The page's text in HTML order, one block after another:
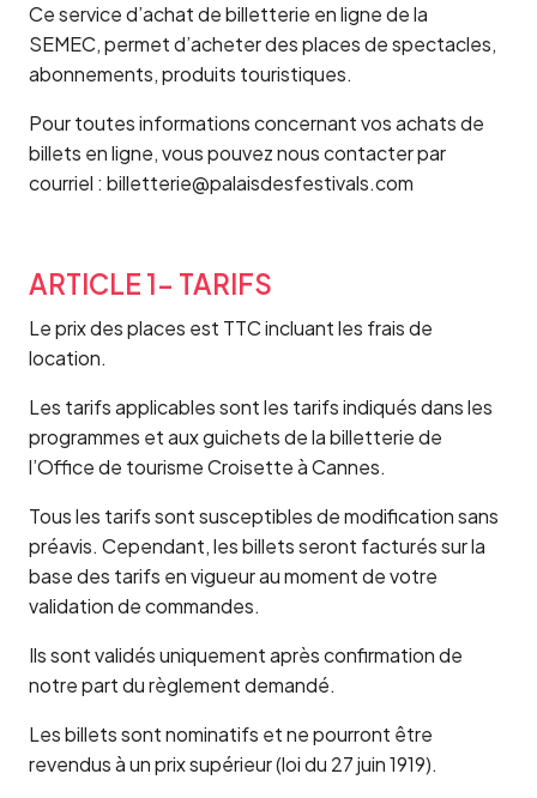
Ce service d’achat de billetterie en ligne de la
SEMEC, permet d’acheter des places de spectacles,
abonnements, produits touristiques.
Pour toutes informations concernant vos achats de
billets en ligne, vous pouvez nous contacter par
courriel : billetterie@palaisdesfestivals.com
ARTICLE 1- TARIFS
Le prix des places est TTC incluant les frais de
location.
Les tarifs applicables sont les tarifs indiqués dans les
programmes et aux guichets de la billetterie de
l’Office de tourisme Croisette à Cannes.
Tous les tarifs sont susceptibles de modification sans
préavis. Cependant, les billets seront facturés sur la
base des tarifs en vigueur au moment de votre
validation de commandes.
Ils sont validés uniquement après confirmation de
notre part du règlement demandé.
Les billets sont nominatifs et ne pourront être
revendus à un prix supérieur (loi du 27 juin 1919).